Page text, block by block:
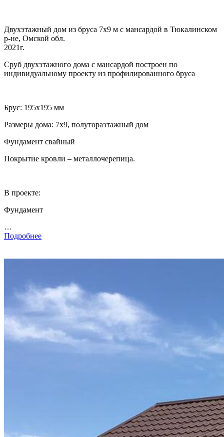
Двухэтажный дом из бруса 7х9 м с мансардой в Тюкалинском
р-не, Омской обл.
2021г.
Сруб двухэтажного дома с мансардой построен по
индивидуальному проекту из профилированного бруса
Брус: 195х195 мм
Размеры дома: 7х9, полутораэтажный дом
Фундамент свайный
Покрытие кровли – металлочерепица.
В проекте:
Фундамент
…
Подробнее